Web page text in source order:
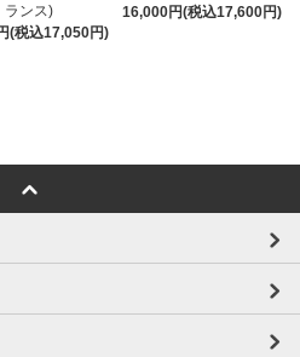
ランス)
(税込17,050円)
16,000円(税込17,600円)